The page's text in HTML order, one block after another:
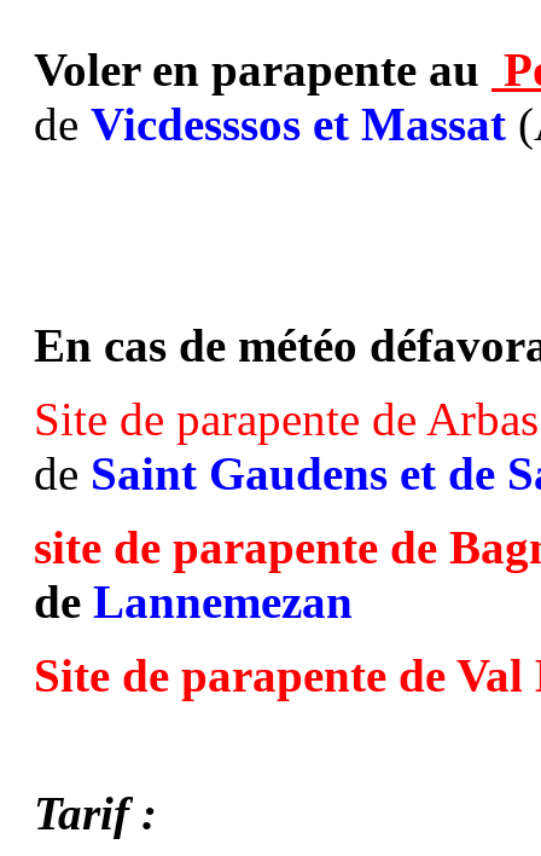
Voler en parapente au
de Vicdesssos et Massat
En cas de météo
Site de parapente de Arbas
de Saint Gaudens et de
site de parapente de
de Lannemezan
Site de parapente de
Tarif :